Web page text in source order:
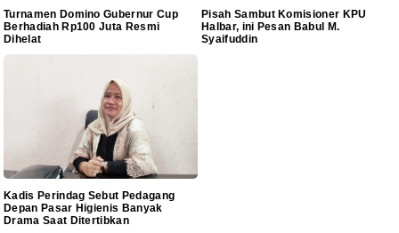
Turnamen Domino Gubernur Cup
Berhadiah Rp100 Juta Resmi
Dihelat
Pisah Sambut Komisioner KPU
Halbar, ini Pesan Babul M.
Syaifuddin
Kadis Perindag Sebut Pedagang
Depan Pasar Higienis Banyak
Drama Saat Ditertibkan